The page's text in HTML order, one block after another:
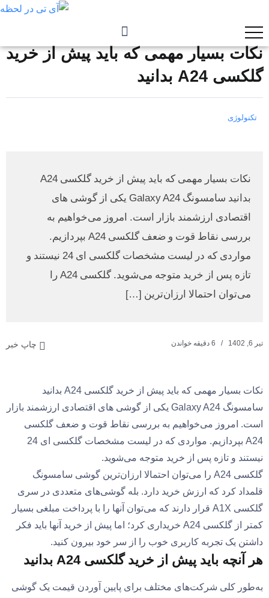
نکات بسیار مهمی که باید پیش از خرید
گلکسی A24 بدانید
تکنولوژی
نکات بسیار مهمی که باید پیش از خرید گلکسی A24
بدانید سامسونگ Galaxy A24 یکی از گوشی های
اقتصادی ارزشمند بازار است. امروز می‌خواهیم به‌
بررسی نقاط قوت و ضعف گلکسی A24 بپردازیم.
مواردی که در لیست مشخصات گلکسی ای 24 نیستند و
تازه پس از خرید متوجه می‌شوید. گلکسی A24 را
می‌توان احتمالا ارزان‌ترین […]
تیر 6, 1402 چاپ خبر
نکات بسیار مهمی که باید پیش از خرید گلکسی A24 بدانید
سامسونگ Galaxy A24 یکی از گوشی های اقتصادی ارزشمند بازار
است. امروز می‌خواهیم به‌ بررسی نقاط قوت و ضعف گلکسی
A24 بپردازیم. مواردی که در لیست مشخصات گلکسی ای 24
نیستند و تازه پس از خرید متوجه می‌شوید.
گلکسی A24 را می‌توان احتمالا ارزان‌ترین گوشی سامسونگ
قلمداد کرد که ارزش خرید دارد. بله گوشی‌های متعددی در سری
گلکسی A1X قرار دارند که می‌توان آنها را با پرداخت مبلغی بسیار
کمتر از گلکسی A24 خریداری کرد؛ اما پیش از خرید آنها باید فکر
داشتن یک تجربه کاربری خوب را از سر خود بیرون کنید.
هر آنچه باید پیش از خرید گلکسی A24 بدانید
به‌طور کلی شرکت‌های مختلف برای پایین‌ آوردن قیمت یک گوشی